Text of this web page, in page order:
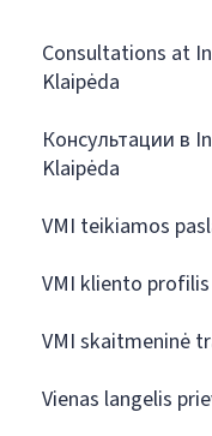
Consultations at
Klaipėda
Консультации в
Klaipėda
VMI teikiamos
VMI kliento profilis
VMI skaitmeninė
Vienas langelis